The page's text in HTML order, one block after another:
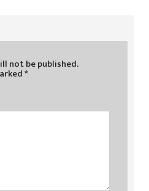
not be published.
*